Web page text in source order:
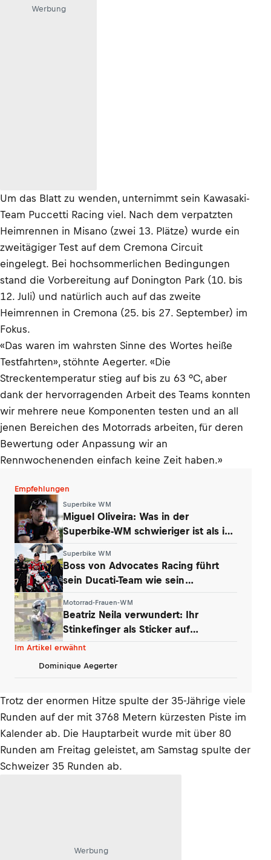
Werbung
Um das Blatt zu wenden, unternimmt sein Kawasaki-
Team Puccetti Racing viel. Nach dem verpatzten
Heimrennen in Misano (zwei 13. Plätze) wurde ein
zweitägiger Test auf dem Cremona Circuit
eingelegt. Bei hochsommerlichen Bedingungen
stand die Vorbereitung auf Donington Park (10. bis
12. Juli) und natürlich auch auf das zweite
Heimrennen in Cremona (25. bis 27. September) im
Fokus.
«Das waren im wahrsten Sinne des Wortes heiße
Testfahrten», stöhnte Aegerter. «Die
Streckentemperatur stieg auf bis zu 63 °C, aber
dank der hervorragenden Arbeit des Teams konnten
wir mehrere neue Komponenten testen und an all
jenen Bereichen des Motorrads arbeiten, für deren
Bewertung oder Anpassung wir an
Rennwochenenden einfach keine Zeit haben.»
Empfehlungen
Superbike WM
Miguel Oliveira: Was in der
Superbike-WM schwieriger ist als in
Superbike WM
Boss von Advocates Racing führt
sein Ducati-Team wie sein
Motorrad-Frauen-WM
Beatriz Neila verwundert: Ihr
Stinkefinger als Sticker auf
WhatsApp & Insta
Im Artikel erwähnt
Dominique Aegerter
Trotz der enormen Hitze spulte der 35-Jährige viele
Runden auf der mit 3768 Metern kürzesten Piste im
Kalender ab. Die Hauptarbeit wurde mit über 80
Runden am Freitag geleistet, am Samstag spulte der
Schweizer 35 Runden ab.
Werbung